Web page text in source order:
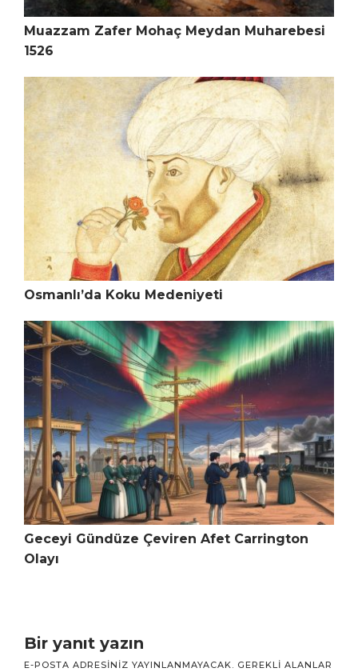
Muazzam Zafer Mohaç Meydan Muharebesi
1526
Osmanlı’da Koku Medeniyeti
Geceyi Gündüze Çeviren Afet Carrington
Olayı
Bir yanıt yazın
E-POSTA ADRESINIZ YAYINLANMAYACAK. GEREKLI ALANLAR